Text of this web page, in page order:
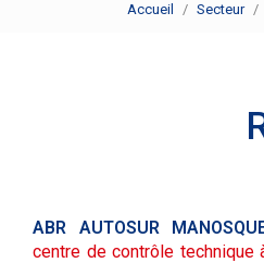
Accueil Secteur
ABR AUTOSUR
centre de contrôle technique